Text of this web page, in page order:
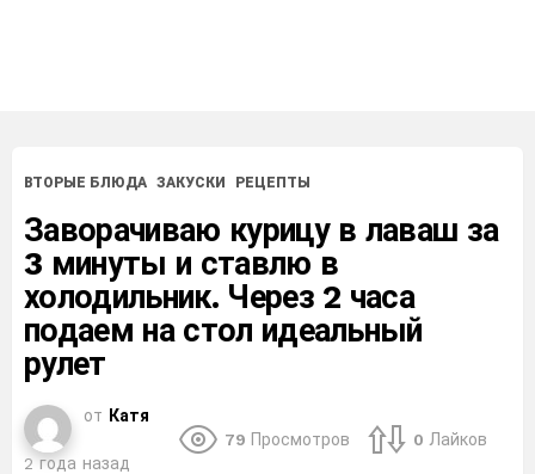
ВТОРЫЕ БЛЮДА ЗАКУСКИ РЕЦЕПТЫ
Заворачиваю курицу в лаваш за
3 минуты и ставлю в
холодильник. Через 2 часа
подаем на стол идеальный
рулет
от Катя
2 года назад
79 Просмотров 0 Лайков